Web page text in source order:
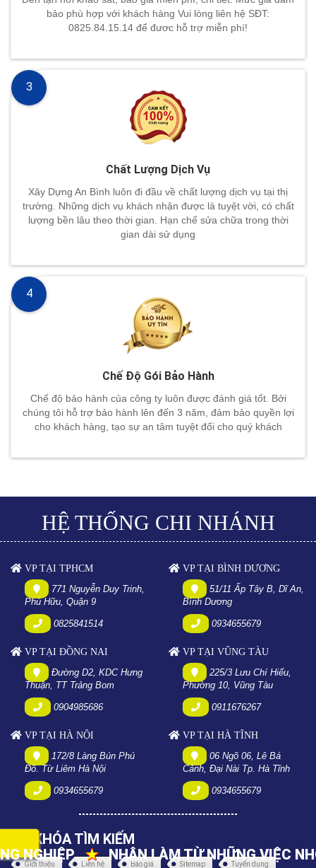
bảo phù hợp với khách hàng Vui lòng liên hệ SĐT:
0825.84.15.14 để đươc hỗ trợ miễn phí!
Chất Lượng Dịch Vụ
Xây Dựng An Bình luôn đi đầu về chất lượng dịch vụ tại thị
trường. Những dịch vụ khách nhận được là tuyệt vời, có chất
lượng bền lâu theo thời gian. Hạn chế sửa chữa trong thời
gian dài sử dụng
3
Chế Độ Gói Bảo Hành
Chế độ bảo hành của công ty luôn được đánh giá tốt. Bởi
chúng tôi hỗ trợ bảo hành lên đến 3 năm, đảm bảo quyền lợi
cho khách hàng, tạo sự an tâm tuyệt đối cho quý khách
4
HỆ THỐNG CHI NHÁNH
VP TẠI TPHCM
771 Nguyễn Duy Trinh,
Phú Hữu, Quận 9
0825841514
VP TẠI BÌNH DƯƠNG
51/11 Ấp Tây B, Dĩ An,
Bình Dương
0934655679
VP TẠI ĐỒNG NAI
Đường D2, KDC Hưng
Thuận, TT Trảng Bom
0904985686
VP TẠI VŨNG TÀU
225/3 Lưu Chí Hiếu,
Phường 10, Vũng Tàu
0911676267
VP TẠI HÀ NỘI
172/8 Làng Bún Phú
Đô. Từ Liêm Hà Nội
0934655679
VP TẠI HÀ TĨNH
06 Ngõ 06, Lê Bá
Cảnh, Đại Nài Tp. Hà Tĩnh
0934655679
TỪ KHÓA TÌM KIẾM
Giới thiệu Liên hệ Báo giá Sitemap Tuyển dụng
TỪ NHỮNG VIỆC NHỎ NHẤT ★ CUNG